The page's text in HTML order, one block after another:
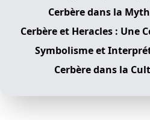
Cerbère dans la
Cerbère et Heracles : Une
Symbolisme et
Cerbère dans la